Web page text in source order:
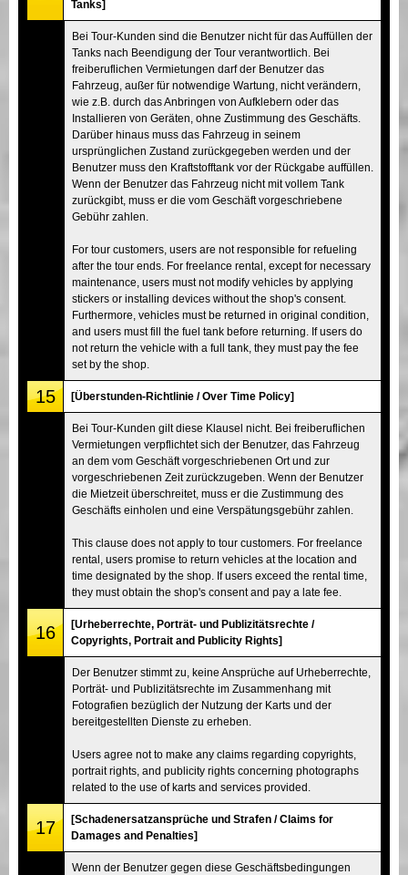
Tanks]
Bei Tour-Kunden sind die Benutzer nicht für das Auffüllen der
Tanks nach Beendigung der Tour verantwortlich. Bei
freiberuflichen Vermietungen darf der Benutzer das
Fahrzeug, außer für notwendige Wartung, nicht verändern,
wie z.B. durch das Anbringen von Aufklebern oder das
Installieren von Geräten, ohne Zustimmung des Geschäfts.
Darüber hinaus muss das Fahrzeug in seinem
ursprünglichen Zustand zurückgegeben werden und der
Benutzer muss den Kraftstofftank vor der Rückgabe auffüllen.
Wenn der Benutzer das Fahrzeug nicht mit vollem Tank
zurückgibt, muss er die vom Geschäft vorgeschriebene
Gebühr zahlen.
For tour customers, users are not responsible for refueling
after the tour ends. For freelance rental, except for necessary
maintenance, users must not modify vehicles by applying
stickers or installing devices without the shop's consent.
Furthermore, vehicles must be returned in original condition,
and users must fill the fuel tank before returning. If users do
not return the vehicle with a full tank, they must pay the fee
set by the shop.
15 [Überstunden-Richtlinie / Over Time Policy]
Bei Tour-Kunden gilt diese Klausel nicht. Bei freiberuflichen
Vermietungen verpflichtet sich der Benutzer, das Fahrzeug
an dem vom Geschäft vorgeschriebenen Ort und zur
vorgeschriebenen Zeit zurückzugeben. Wenn der Benutzer
die Mietzeit überschreitet, muss er die Zustimmung des
Geschäfts einholen und eine Verspätungsgebühr zahlen.
This clause does not apply to tour customers. For freelance
rental, users promise to return vehicles at the location and
time designated by the shop. If users exceed the rental time,
they must obtain the shop's consent and pay a late fee.
16
[Urheberrechte, Porträt- und Publizitätsrechte /
Copyrights, Portrait and Publicity Rights]
Der Benutzer stimmt zu, keine Ansprüche auf Urheberrechte,
Porträt- und Publizitätsrechte im Zusammenhang mit
Fotografien bezüglich der Nutzung der Karts und der
bereitgestellten Dienste zu erheben.
Users agree not to make any claims regarding copyrights,
portrait rights, and publicity rights concerning photographs
related to the use of karts and services provided.
17
[Schadenersatzansprüche und Strafen / Claims for
Damages and Penalties]
Wenn der Benutzer gegen diese Geschäftsbedingungen